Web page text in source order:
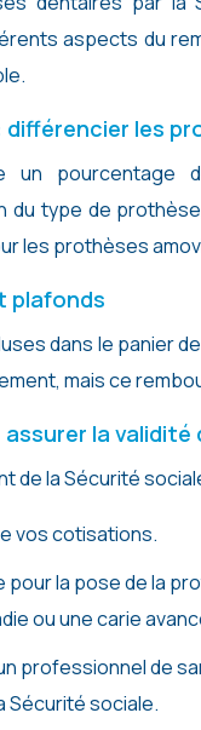
aspects du
les
un
type de
les prothèses
plafonds
dans le panier
mais ce
la validité
de la Sécurité
vos cotisations.
pour la pose de la
ou une carie
professionnel de
Sécurité sociale.